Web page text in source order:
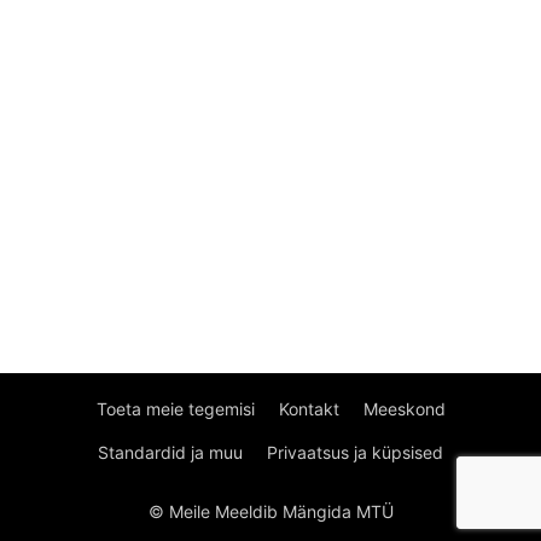
Toeta meie tegemisi Kontakt Meeskond
Standardid ja muu Privaatsus ja küpsised
© Meile Meeldib Mängida MTÜ